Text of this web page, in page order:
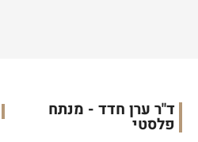
ד"ר ערן חדד - מנתח
פלסטי